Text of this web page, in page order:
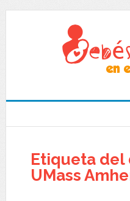
Etiqueta del
UMass